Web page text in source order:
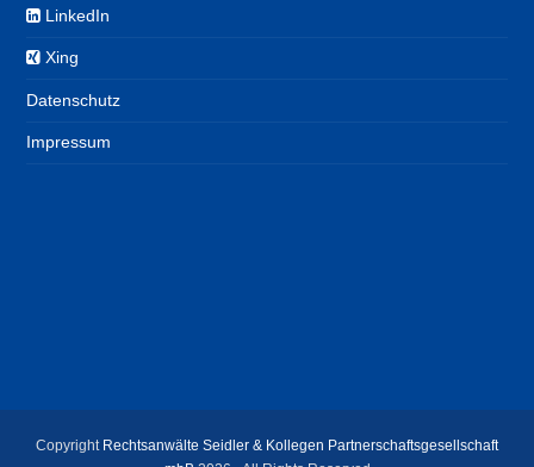
LinkedIn
Xing
Datenschutz
Impressum
Copyright Rechtsanwälte Seidler & Kollegen Partnerschaftsgesellschaft